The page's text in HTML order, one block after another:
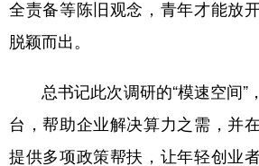
全责备等陈旧观念，青年才能放
脱颖而出。
总书记此次调研的“模速空间”
台，帮助企业解决算力之需，并
提供多项政策帮扶，让年轻创业